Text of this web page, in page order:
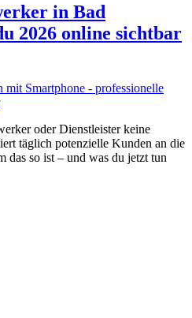
in Bad
2026 online sichtbar
oder Dienstleister keine
täglich potenzielle Kunden an die
so ist – und was du jetzt tun